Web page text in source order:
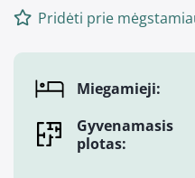
Pridėti prie
Miegamieji:
Gyvenamasis
plotas: